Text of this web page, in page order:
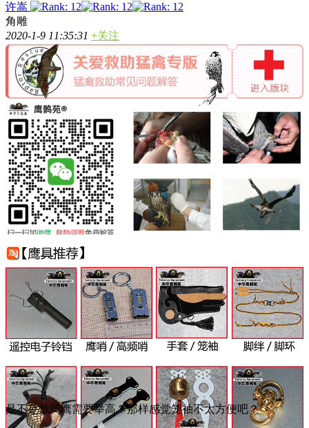
许嵩
角雕
2020-1-9 11:35:31 +关注
是不是放鸡鹰需要举高？那样感觉笼袖不太方便吧？